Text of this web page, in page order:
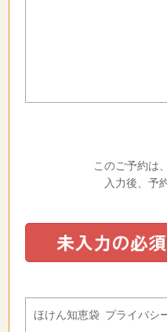
このご予約は
入力後、予
ほけん知恵袋 プライバシ